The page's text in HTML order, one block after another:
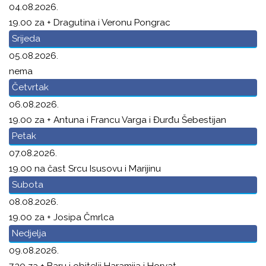
04.08.2026.
19.00 za + Dragutina i Veronu Pongrac
Srijeda
05.08.2026.
nema
Četvrtak
06.08.2026.
19.00 za + Antuna i Francu Varga i Đurđu Šebestijan
Petak
07.08.2026.
19.00 na čast Srcu Isusovu i Marijinu
Subota
08.08.2026.
19.00 za + Josipa Čmrlca
Nedjelja
09.08.2026.